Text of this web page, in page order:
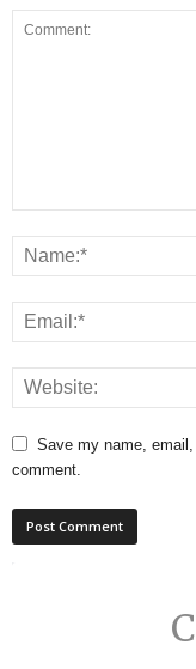
Save my name,
comment.